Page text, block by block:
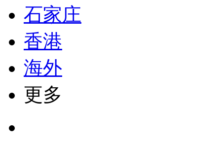
石家庄
香港
海外
更多